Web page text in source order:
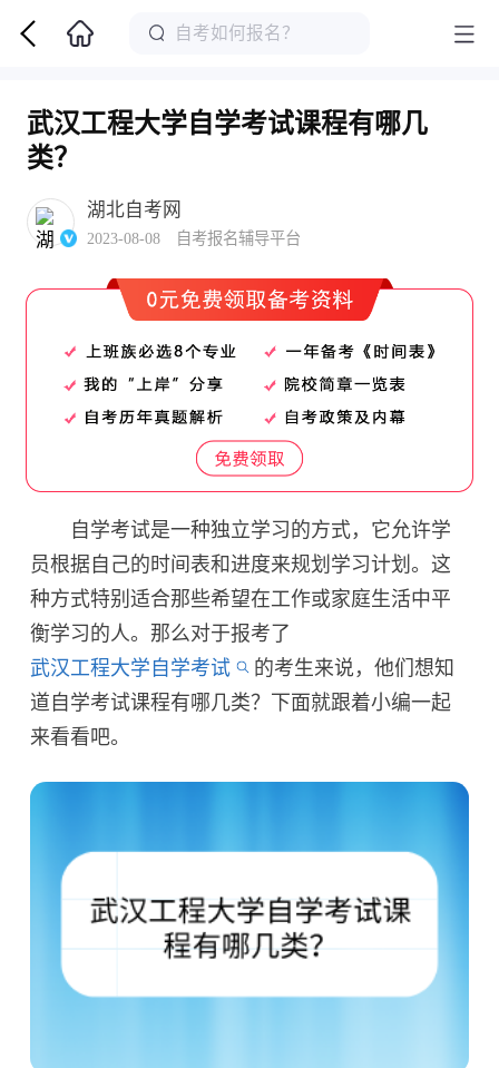
武汉工程大学自学考试课程有哪几
类？
湖北自考网
2023-08-08 自考报名辅导平台
自学考试是一种独立学习的方式，它允许学
员根据自己的时间表和进度来规划学习计划。这
种方式特别适合那些希望在工作或家庭生活中平
衡学习的人。那么对于报考了
武汉工程大学自学考试
的考生来说，他们想知
道自学考试课程有哪几类？下面就跟着小编一起
来看看吧。